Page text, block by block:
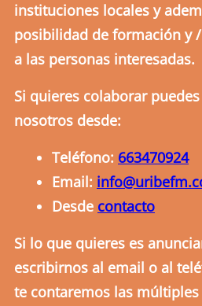
instituciones locales y
posibilidad de formación y
a las personas interesadas.
Si quieres colaborar
nosotros desde:
Teléfono: 663470924
Email:
Desde contacto
Si lo que quieres es
escribirnos al email o al
te contaremos las